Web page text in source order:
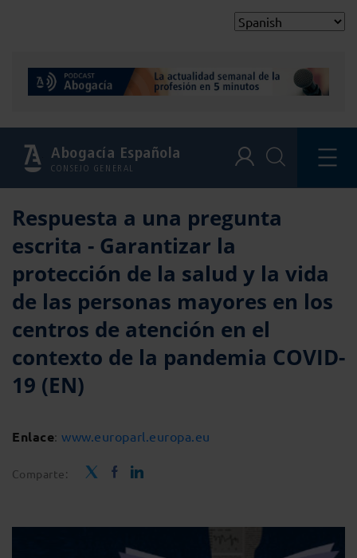
Abogacía Española
CONSEJO GENERAL
Respuesta a una pregunta
escrita - Garantizar la
protección de la salud y la vida
de las personas mayores en los
centros de atención en el
contexto de la pandemia COVID-
19 (EN)
Enlace:www.europarl.europa.eu
Comparte: